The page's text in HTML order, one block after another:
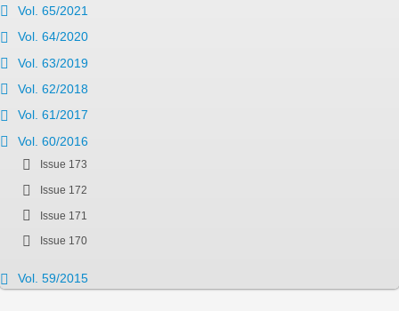
Vol. 65/2021
Vol. 64/2020
Vol. 63/2019
Vol. 62/2018
Vol. 61/2017
Vol. 60/2016
Issue 173
Issue 172
Issue 171
Issue 170
Vol. 59/2015